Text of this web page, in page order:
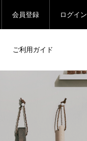
会員登録 ログイン
ご利用ガイド